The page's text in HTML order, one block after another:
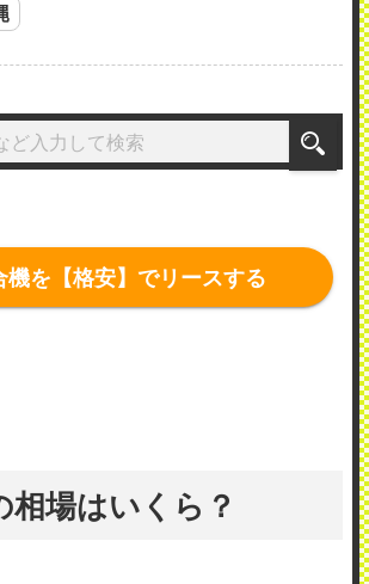
機を【格安】でリースする
相場はいくら？